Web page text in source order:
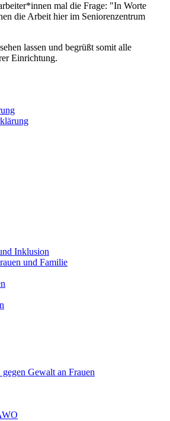
mal die Frage: "In Worte
die Arbeit hier im Seniorenzentrum
lassen und begrüßt somit alle
Einrichtung.
Inklusion
und Familie
Gewalt an Frauen